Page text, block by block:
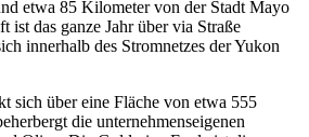
etwa 85 Kilometer von der Stadt Mayo
ist das ganze Jahr über via Straße
innerhalb des Stromnetzes der Yukon
sich über eine Fläche von etwa 555
die unternehmenseigenen